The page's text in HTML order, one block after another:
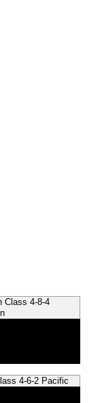
Class 4-8-4
4-6-2 Pacific